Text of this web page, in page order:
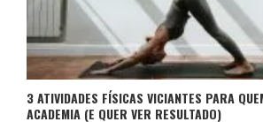
3 ATIVIDADES FÍSICAS VICIANTES PARA
ACADEMIA (E QUER VER RESULTADO)